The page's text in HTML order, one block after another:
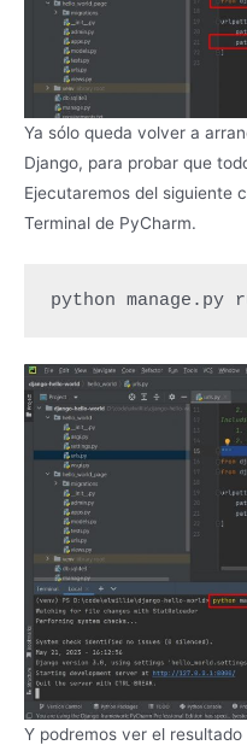
Ya sólo queda volver a
Django, para probar que
Ejecutaremos del siguiente
Terminal de PyCharm.
python manage.py
Y podremos ver el